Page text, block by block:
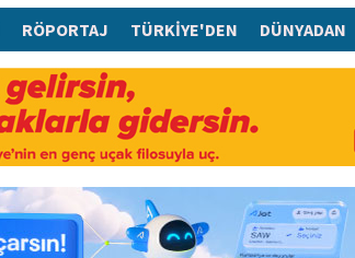
RÖPORTAJ TÜRKİYE'DEN DÜNYADAN